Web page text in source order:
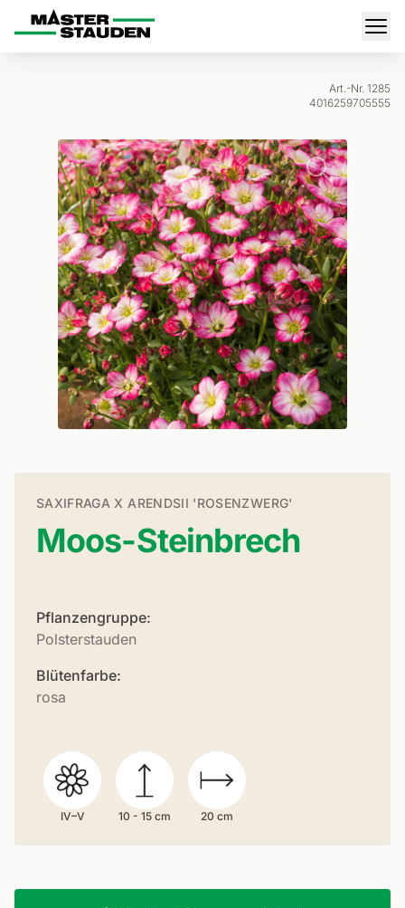
Master-Stauden
Art.-Nr. 1285
4016259705555
SAXIFRAGA X ARENDSII 'ROSENZWERG'
Moos-Steinbrech
Pflanzengruppe:
Polsterstauden
Blütenfarbe:
rosa
IV–V 10 - 15 cm 20 cm